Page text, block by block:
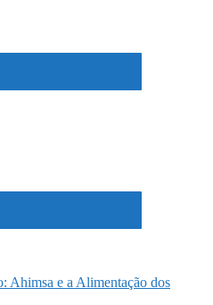
Ahimsa e a Alimentação dos